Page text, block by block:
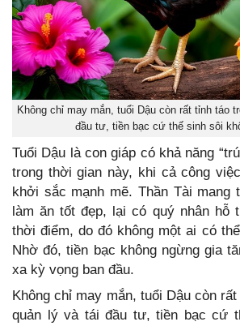
Không chỉ may mắn, tuổi Dậu còn rất tỉnh táo
đầu tư, tiền bạc cứ thế sinh sôi
Tuổi Dậu là con giáp có khả năng
trong thời gian này, khi cả công
khởi sắc mạnh mẽ. Thần Tài
làm ăn tốt đẹp, lại có quý nhân hỗ
thời điểm, do đó không một ai có
Nhờ đó, tiền bạc không ngừng gia
xa kỳ vọng ban đầu.
Không chỉ may mắn, tuổi Dậu còn
quản lý và tái đầu tư, tiền bạc cứ